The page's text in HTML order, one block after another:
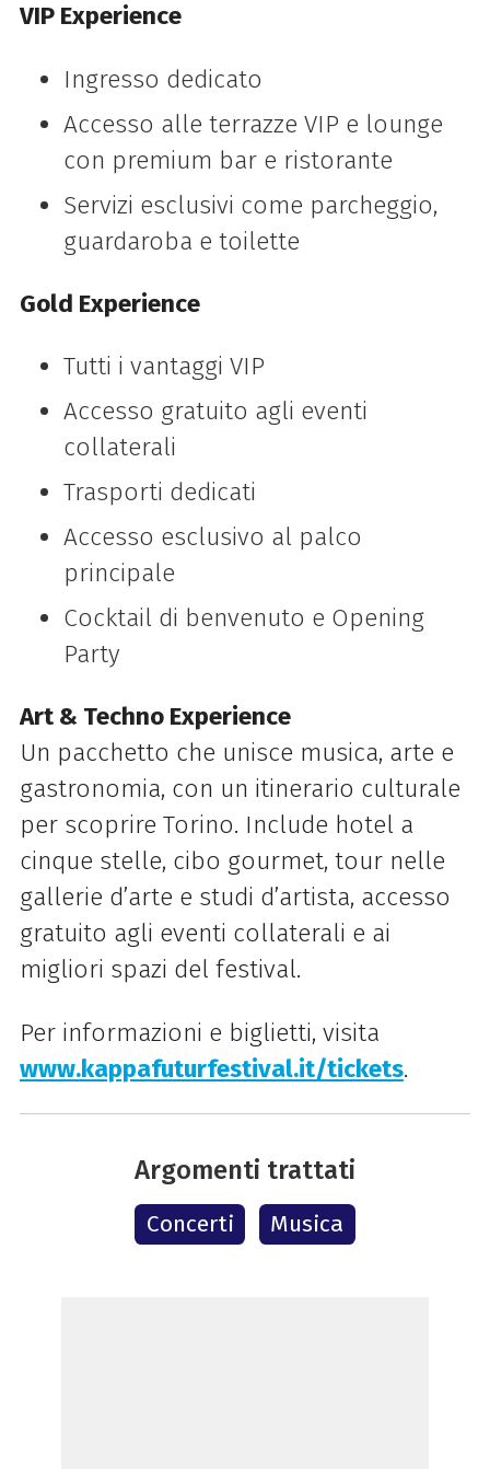
VIP Experience
Ingresso dedicato
Accesso alle terrazze VIP e lounge
con premium bar e ristorante
Servizi esclusivi come parcheggio,
guardaroba e toilette
Gold Experience
Tutti i vantaggi VIP
Accesso gratuito agli eventi
collaterali
Trasporti dedicati
Accesso esclusivo al palco
principale
Cocktail di benvenuto e Opening
Party
Art & Techno Experience
Un pacchetto che unisce musica, arte e
gastronomia, con un itinerario culturale
per scoprire Torino. Include hotel a
cinque stelle, cibo gourmet, tour nelle
gallerie d’arte e studi d’artista, accesso
gratuito agli eventi collaterali e ai
migliori spazi del festival.
Per informazioni e biglietti, visita
www.kappafuturfestival.it/tickets.
Argomenti trattati
Concerti Musica